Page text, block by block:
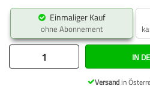
Einmaliger Kauf
ohne Abonnement
IN
Versandin